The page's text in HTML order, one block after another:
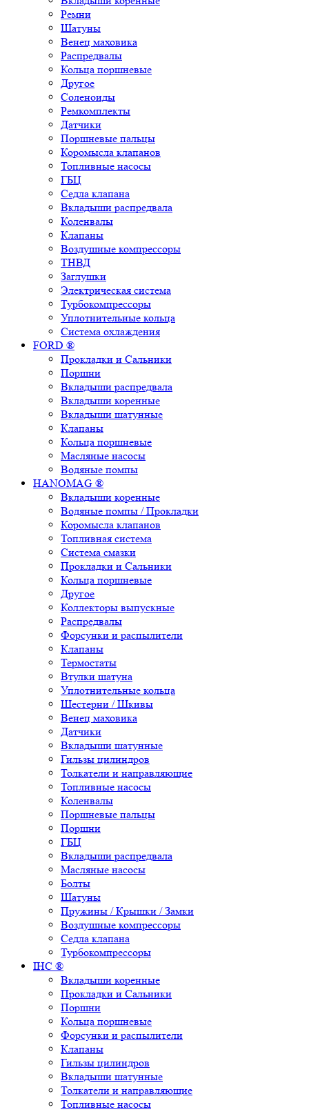
Ремни
Шатуны
Венец маховика
Распредвалы
Кольца поршневые
Другое
Соленоиды
Ремкомплекты
Датчики
Поршневые пальцы
Коромысла клапанов
Топливные насосы
ГБЦ
Седла клапана
Вкладыши распредвала
Коленвалы
Клапаны
Воздушные компрессоры
ТНВД
Заглушки
Электрическая система
Турбокомпрессоры
Уплотнительные кольца
Система охлаждения
FORD ®
Прокладки и Сальники
Поршни
Вкладыши распредвала
Вкладыши коренные
Вкладыши шатунные
Клапаны
Кольца поршневые
Масляные насосы
Водяные помпы
HANOMAG ®
Вкладыши коренные
Водяные помпы / Прокладки
Коромысла клапанов
Топливная система
Система смазки
Прокладки и Сальники
Кольца поршневые
Другое
Коллекторы выпускные
Распредвалы
Форсунки и распылители
Клапаны
Термостаты
Втулки шатуна
Уплотнительные кольца
Шестерни / Шкивы
Венец маховика
Датчики
Вкладыши шатунные
Гильзы цилиндров
Толкатели и направляющие
Топливные насосы
Коленвалы
Поршневые пальцы
Поршни
ГБЦ
Вкладыши распредвала
Масляные насосы
Болты
Шатуны
Пружины / Крышки / Замки
Воздушные компрессоры
Седла клапана
Турбокомпрессоры
IHC ®
Вкладыши коренные
Прокладки и Сальники
Поршни
Кольца поршневые
Форсунки и распылители
Клапаны
Гильзы цилиндров
Вкладыши шатунные
Толкатели и направляющие
Топливные насосы